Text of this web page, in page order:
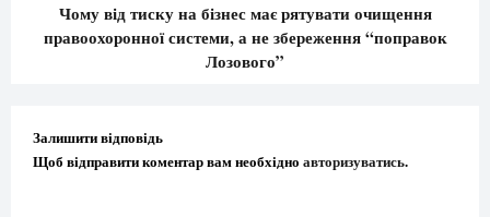
Чому від тиску на бізнес має рятувати очищення
правоохоронної системи, а не збереження “поправок
Лозового”
Залишити відповідь
Щоб відправити коментар вам необхідно авторизуватись.